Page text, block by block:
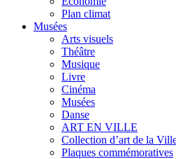
Plan climat
Musées
Arts visuels
Théâtre
Musique
Livre
Cinéma
Musées
Danse
ART EN VILLE
Collection d’art de la
Plaques commémoratives